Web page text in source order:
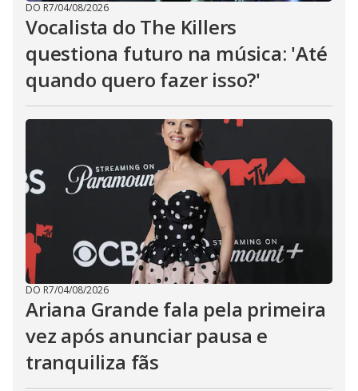
DO R7/04/08/2026
Vocalista do The Killers
questiona futuro na música: 'Até
quando quero fazer isso?'
DO R7/04/08/2026
Ariana Grande fala pela primeira
vez após anunciar pausa e
tranquiliza fãs